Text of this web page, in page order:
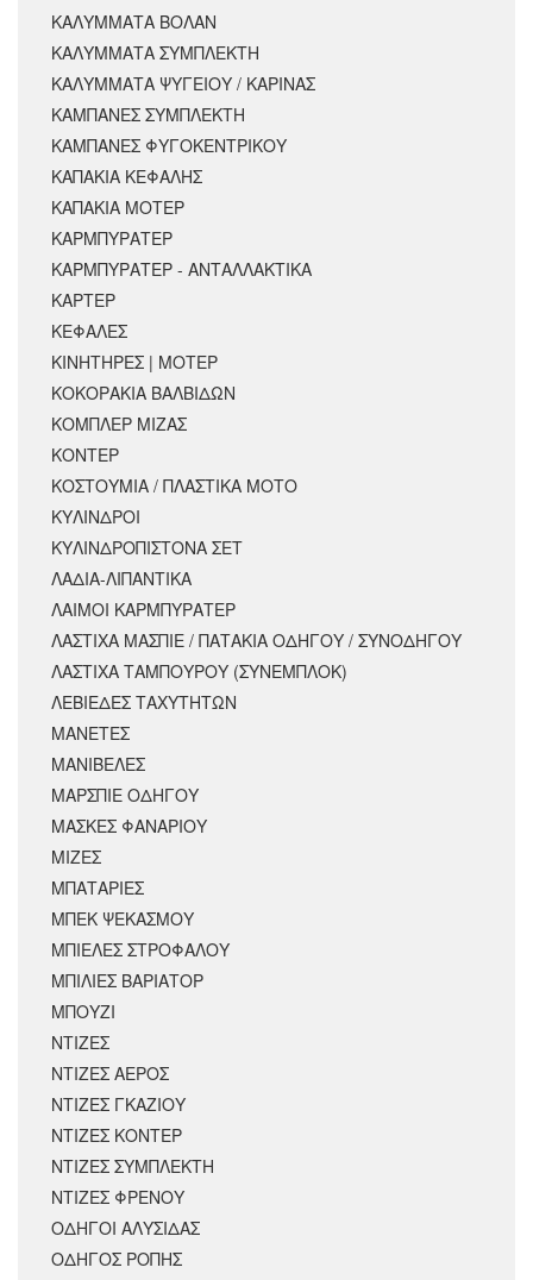
ΚΑΛΥΜΜΑΤΑ ΒΟΛΑΝ
ΚΑΛΥΜΜΑΤΑ ΣΥΜΠΛΕΚΤΗ
ΚΑΛΥΜΜΑΤΑ ΨΥΓΕΙΟΥ / ΚΑΡΙΝΑΣ
ΚΑΜΠΑΝΕΣ ΣΥΜΠΛΕΚΤΗ
ΚΑΜΠΑΝΕΣ ΦΥΓΟΚΕΝΤΡΙΚΟΥ
ΚΑΠΑΚΙΑ ΚΕΦΑΛΗΣ
ΚΑΠΑΚΙΑ ΜΟΤΕΡ
ΚΑΡΜΠΥΡΑΤΕΡ
ΚΑΡΜΠΥΡΑΤΕΡ - ΑΝΤΑΛΛΑΚΤΙΚΑ
ΚΑΡΤΕΡ
ΚΕΦΑΛΕΣ
ΚΙΝΗΤΗΡΕΣ | ΜΟΤΕΡ
ΚΟΚΟΡΑΚΙΑ ΒΑΛΒΙΔΩΝ
ΚΟΜΠΛΕΡ ΜΙΖΑΣ
ΚΟΝΤΕΡ
ΚΟΣΤΟΥΜΙΑ / ΠΛΑΣΤΙΚΑ ΜΟΤΟ
ΚΥΛΙΝΔΡΟΙ
ΚΥΛΙΝΔΡΟΠΙΣΤΟΝΑ ΣΕΤ
ΛΑΔΙΑ-ΛΙΠΑΝΤΙΚΑ
ΛΑΙΜΟΙ ΚΑΡΜΠΥΡΑΤΕΡ
ΛΑΣΤΙΧΑ ΜΑΣΠΙΕ / ΠΑΤΑΚΙΑ ΟΔΗΓΟΥ / ΣΥΝΟΔΗΓΟΥ
ΛΑΣΤΙΧΑ ΤΑΜΠΟΥΡΟΥ (ΣΥΝΕΜΠΛΟΚ)
ΛΕΒΙΕΔΕΣ ΤΑΧΥΤΗΤΩΝ
ΜΑΝΕΤΕΣ
ΜΑΝΙΒΕΛΕΣ
ΜΑΡΣΠΙΕ ΟΔΗΓΟΥ
ΜΑΣΚΕΣ ΦΑΝΑΡΙΟΥ
ΜΙΖΕΣ
ΜΠΑΤΑΡΙΕΣ
ΜΠΕΚ ΨΕΚΑΣΜΟΥ
ΜΠΙΕΛΕΣ ΣΤΡΟΦΑΛΟΥ
ΜΠΙΛΙΕΣ ΒΑΡΙΑΤΟΡ
ΜΠΟΥΖΙ
ΝΤΙΖΕΣ
ΝΤΙΖΕΣ ΑΕΡΟΣ
ΝΤΙΖΕΣ ΓΚΑΖΙΟΥ
ΝΤΙΖΕΣ ΚΟΝΤΕΡ
ΝΤΙΖΕΣ ΣΥΜΠΛΕΚΤΗ
ΝΤΙΖΕΣ ΦΡΕΝΟΥ
ΟΔΗΓΟΙ ΑΛΥΣΙΔΑΣ
ΟΔΗΓΟΣ ΡΟΠΗΣ